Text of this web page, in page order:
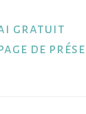
gratuit
de